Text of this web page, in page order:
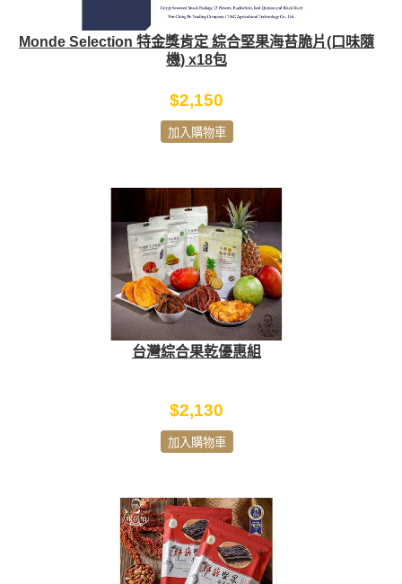
Monde Selection 特金獎肯定 綜合堅果海苔脆片(口味隨
機) x18包
$2,150
加入購物車
台灣綜合果乾優惠組
$2,130
加入購物車